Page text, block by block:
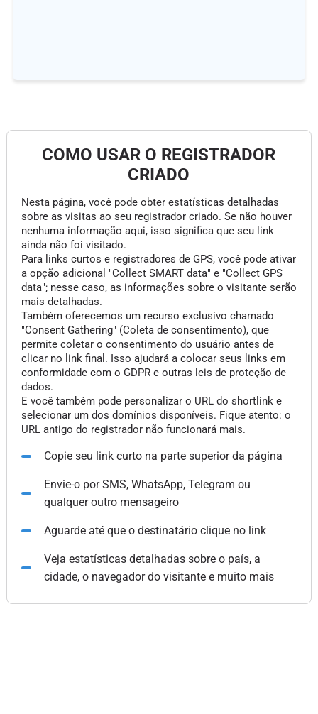
COMO USAR O REGISTRADOR
CRIADO
Nesta página, você pode obter estatísticas detalhadas
sobre as visitas ao seu registrador criado. Se não houver
nenhuma informação aqui, isso significa que seu link
ainda não foi visitado.
Para links curtos e registradores de GPS, você pode ativar
a opção adicional "Collect SMART data" e "Collect GPS
data"; nesse caso, as informações sobre o visitante serão
mais detalhadas.
Também oferecemos um recurso exclusivo chamado
"Consent Gathering" (Coleta de consentimento), que
permite coletar o consentimento do usuário antes de
clicar no link final. Isso ajudará a colocar seus links em
conformidade com o GDPR e outras leis de proteção de
dados.
E você também pode personalizar o URL do shortlink e
selecionar um dos domínios disponíveis. Fique atento: o
URL antigo do registrador não funcionará mais.
Copie seu link curto na parte superior da página
Envie-o por SMS, WhatsApp, Telegram ou
qualquer outro mensageiro
Aguarde até que o destinatário clique no link
Veja estatísticas detalhadas sobre o país, a
cidade, o navegador do visitante e muito mais